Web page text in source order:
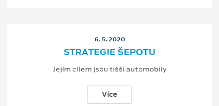
6. 5. 2020
STRATEGIE ŠEPOTU
Jejím cílem jsou tišší automobily
Více